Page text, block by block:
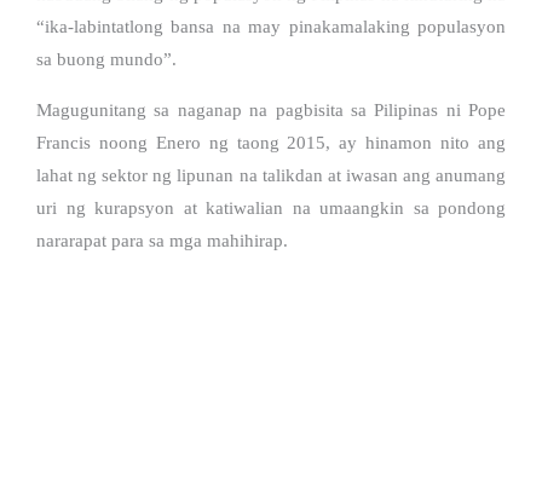
“ika-labintatlong bansa na may pinakamalaking populasyon
sa buong mundo”.
Magugunitang sa naganap na pagbisita sa Pilipinas ni Pope
Francis noong Enero ng taong 2015, ay hinamon nito ang
lahat ng sektor ng lipunan na talikdan at iwasan ang anumang
uri ng kurapsyon at katiwalian na umaangkin sa pondong
nararapat para sa mga mahihirap.